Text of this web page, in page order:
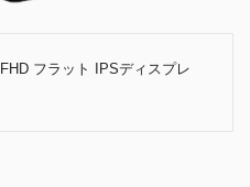
フラット IPSディスプレ